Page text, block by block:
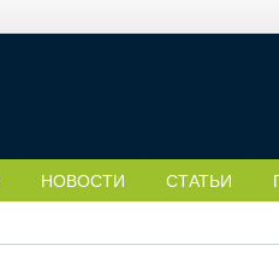
НОВОСТИ СТАТЬИ